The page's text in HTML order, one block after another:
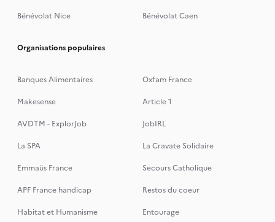
Bénévolat Nice
Bénévolat Caen
Organisations populaires
Banques Alimentaires
Oxfam France
Makesense
Article 1
AVDTM - ExplorJob
JobIRL
La SPA
La Cravate Solidaire
Emmaüs France
Secours Catholique
APF France handicap
Restos du coeur
Habitat et Humanisme
Entourage